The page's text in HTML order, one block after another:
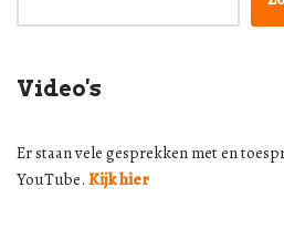
Video's
Er staan vele gesprekken met en
YouTube. Kijk hier